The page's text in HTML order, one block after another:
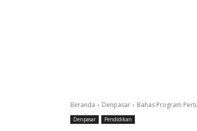
Beranda Denpasar Bahas Program
Denpasar Pendidikan